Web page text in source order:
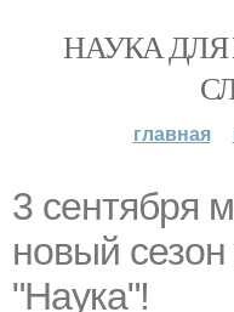
НАУКА
главная
3 сентября
новый
"Наука"!